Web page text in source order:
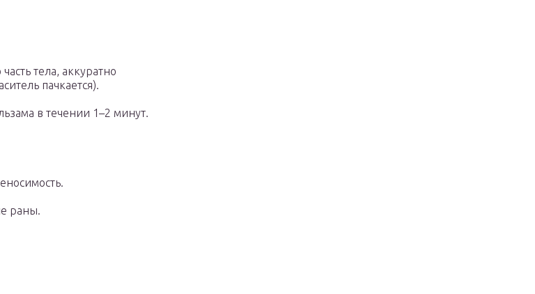
тела, аккуратно
пачкается).
в течении 1–2 минут.
раны.